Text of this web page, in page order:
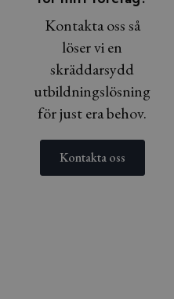
Kontakta oss så
löser vi en
skräddarsydd
utbildningslösning
för just era behov.
Kontakta oss